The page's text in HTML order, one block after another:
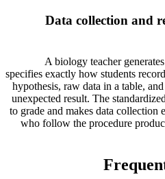
Data collection and
A biology teacher
specifies exactly how students
hypothesis, raw data in a table,
unexpected result. The
to grade and makes data collection
who follow the procedure